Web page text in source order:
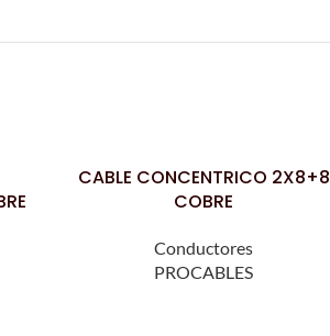
LEER MÁS
CABLE CONCENTRICO 2X8+8
COBRE
Conductores
PROCABLES